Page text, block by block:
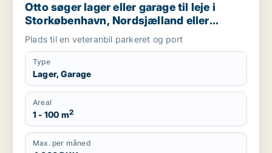
Otto søger lager eller garage til leje i
Storkøbenhavn, Nordsjælland eller
Region Sjælland
Plads til en veteranbil parkeret og port
Type
Lager, Garage
Areal
1 - 100 m2
Max. per måned